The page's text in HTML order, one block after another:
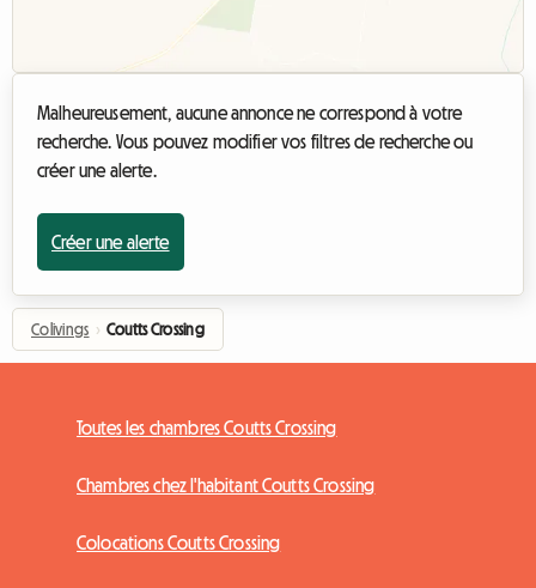
Malheureusement, aucune annonce ne correspond à votre
recherche. Vous pouvez modifier vos filtres de recherche ou
créer une alerte.
Créer une alerte
Colivings › Coutts Crossing
Toutes les chambres Coutts Crossing
Chambres chez l'habitant Coutts Crossing
Colocations Coutts Crossing